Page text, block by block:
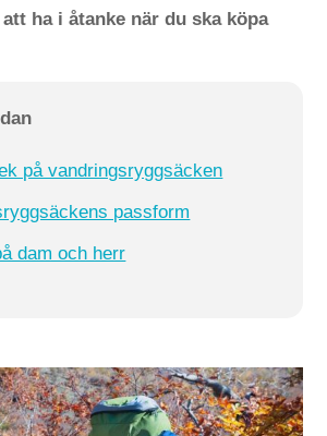
ha i åtanke när du ska köpa
på vandringsryggsäcken
passform
dam och herr